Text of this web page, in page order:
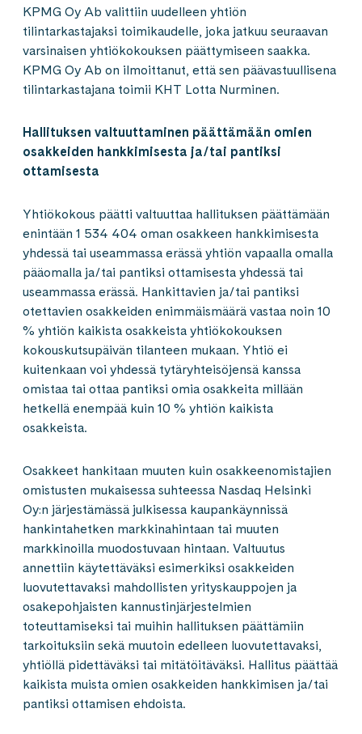
KPMG Oy Ab valittiin uudelleen yhtiön
tilintarkastajaksi toimikaudelle, joka jatkuu seuraavan
varsinaisen yhtiökokouksen päättymiseen saakka.
KPMG Oy Ab on ilmoittanut, että sen päävastuullisena
tilintarkastajana toimii KHT Lotta Nurminen.
Hallituksen valtuuttaminen päättämään omien
osakkeiden hankkimisesta ja/tai pantiksi
ottamisesta
Yhtiökokous päätti valtuuttaa hallituksen päättämään
enintään 1 534 404 oman osakkeen hankkimisesta
yhdessä tai useammassa erässä yhtiön vapaalla omalla
pääomalla ja/tai pantiksi ottamisesta yhdessä tai
useammassa erässä. Hankittavien ja/tai pantiksi
otettavien osakkeiden enimmäismäärä vastaa noin 10
% yhtiön kaikista osakkeista yhtiökokouksen
kokouskutsupäivän tilanteen mukaan. Yhtiö ei
kuitenkaan voi yhdessä tytäryhteisöjensä kanssa
omistaa tai ottaa pantiksi omia osakkeita millään
hetkellä enempää kuin 10 % yhtiön kaikista
osakkeista.
Osakkeet hankitaan muuten kuin osakkeenomistajien
omistusten mukaisessa suhteessa Nasdaq Helsinki
Oy:n järjestämässä julkisessa kaupankäynnissä
hankintahetken markkinahintaan tai muuten
markkinoilla muodostuvaan hintaan. Valtuutus
annettiin käytettäväksi esimerkiksi osakkeiden
luovutettavaksi mahdollisten yrityskauppojen ja
osakepohjaisten kannustinjärjestelmien
toteuttamiseksi tai muihin hallituksen päättämiin
tarkoituksiin sekä muutoin edelleen luovutettavaksi,
yhtiöllä pidettäväksi tai mitätöitäväksi. Hallitus päättää
kaikista muista omien osakkeiden hankkimisen ja/tai
pantiksi ottamisen ehdoista.